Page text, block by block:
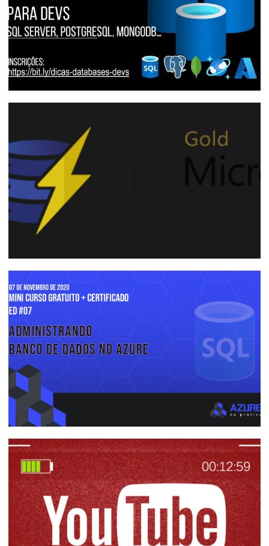
Evento Online - Dicas de Bancos de
Dados para Desenvolvedores - SQL
Server, PostgreSQL, MongoDB e muito
mais!
20 de julho de 2022
Começou a Power Week! 8 Palestras TOP
sobre SQL Server, SSIS, Azure Data
Factory e Power BI
28 de junho de 2021
Azure na Prática Gratuito #07 -
Administrando Banco de Dados no Azure
05 de novembro de 2020 1 min de leitura